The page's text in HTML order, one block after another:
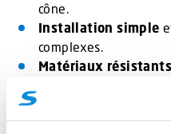
cône.
Installation simple
complexes.
Matériaux résistants
Ce support est parfait